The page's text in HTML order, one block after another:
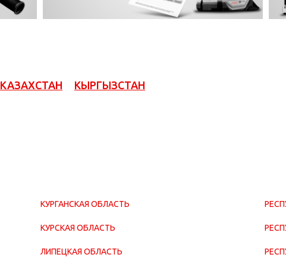
КАЗАХСТАН КЫРГЫЗСТАН
КУРГАНСКАЯ ОБЛАСТЬ
КУРСКАЯ ОБЛАСТЬ
ЛИПЕЦКАЯ ОБЛАСТЬ